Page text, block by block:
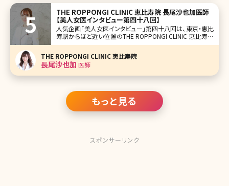
に経験したダイエット法をご紹介します。これらのダイエット
法それぞれ
THE ROPPONGI CLINIC 恵比寿院 長尾沙也加医師
【美人女医インタビュー第四十八回】
人気企画「美人女医インタビュー」第四十八回は、東京・恵比
寿駅からほど近い位置のTHE ROPPONGI CLINIC 恵比寿院
の長尾沙也加（ながおさやか）先生です。 エイジングケア全
般、特にヒアルロン酸注入を得意とする長尾先生はミセスジ
ャパン全国大会優勝など美を競うコンテストでの実績も持ち
合わ
THE ROPPONGI CLINIC 恵比寿院
長尾沙也加 医師
もっと見る
スポンサーリンク